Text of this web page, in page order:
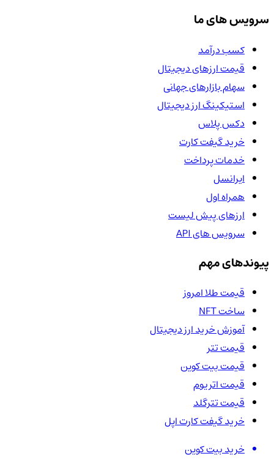
سرویس های ما
کسب درآمد
قیمت ارزهای دیجیتال
سهام بازارهای جهانی
استیکینگ ارز دیجیتال
دکس پلاس
خرید گیفت کارت
خدمات پرداخت
ایرانسل
همراه اول
ارزهای پیش لیست
سرویس های API
پیوندهای مهم
قیمت طلا امروز
ساخت NFT
آموزش خرید ارز دیجیتال
قیمت تتر
قیمت بیت کوین
قیمت اتریوم
قیمت تترگلد
خرید گیفت کارت اپل
خرید بیت کوین